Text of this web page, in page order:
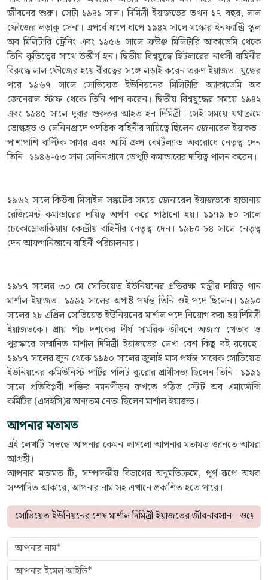
জীবনের শুরু। সেটা ১৯৪১ সাল। দিমিত্রী ইয়াজভের তখন ১৭ বছর, লাল
ফৌজের লড়াকু সেনা। এপর্বে ধাপে ধাপে ১৯৪২ সালে মস্কোর ইনফ্যান্ট্রি স্কুল
অব মিলিটারি ট্রেনিং এবং ১৯৫৬ সালে ফ্রউঞ্জ মিলিটারি আকাডেমি থেকে
তিনি কৃতিত্বের সাথে উত্তীর্ণ হন। দ্বিতীয় বিশ্বযুদ্ধে হিটলারের নাৎসী বাহিনীর
বিরুদ্ধে লাল ফৌজের হয়ে বীরত্বের সঙ্গে লড়াই করেন তরুণ ইয়াজভ। যুদ্ধের
পরে ১৯৬৭ সালে সোভিয়েত ইউনিয়নের মিলিটারি অ্যাকাডেমি অব
জেনেরাল স্টাফ থেকে তিনি পাশ করেন। দ্বিতীয় বিশ্বযুদ্ধের সময়ে ১৯৪২
এবং ১৯৪৫ সালে দুবার গুরুতর আহত হন দিমিত্রী। সেই সময়ে যথাক্রমে
ভোল্কহভ ও লেনিনগ্রাদে পদতিক বাহিনীর দায়িত্বে ছিলেন জেনারেল ইয়াকভ।
পাশাপাশি বাল্টিক সাগর এবং আর্মি গ্রুপ কোর্টল্যান্ড অবরোধে নেতৃত্ব দেন
তিনি। ১৯৪৬-৫৩ সাল লেনিনগ্রাদে ডেপুটি কমান্ডারের দায়িত্ব পালন করেন।
১৯৬২ সালে কিউবা মিসাইল সঙ্কটের সময়ে জেনারেল ইয়াজভকে হাভানায়
রেজিমেন্ট কমান্ডারের দায়িত্ব অর্পণ করে পাঠানো হয়। ১৯৭৯-৮০ সালে
চেকোস্লোভাকিয়ায় কেন্দ্রীয় বাহিনীর নেতৃত্ব দেন। ১৯৮০-৮৪ সালে নেতৃত্ব
দেন আফগানিস্তানে বাহিনী পরিচালনায়।
১৯৮৭ সালের ৩০ মে সোভিয়েত ইউনিয়নের প্রতিরক্ষা মন্ত্রীর দায়িত্ব পান
মার্শাল ইয়াজভ। ১৯৯১ সালের অগাষ্ট পর্যন্ত তিনি ওই পদে ছিলেন। ১৯৯০
সালের ২৮ এপ্রিল সোভিয়েত ইউনিয়নের মার্শাল পদে নিয়োগ করা হয় দিমিত্রী
ইয়াজভকে। প্রায় পাঁচ দশকের দীর্ঘ সামরিক জীবনে অজস্র খেতাব ও
পুরস্কারে সম্মানিত মার্শাল দিমিত্রী ইয়াজভের লেখা বেশ কিছু বই রয়েছে।
১৯৮৭ সালের জুন থেকে ১৯৯০ সালের জুলাই মাস পর্যন্ত সাবেক সোভিয়েত
ইউনিয়নের কমিউনিস্ট পার্টির পলিট ব্যুরোর প্রার্থীসভ্য ছিলেন তিনি। ১৯৯১
সালে প্রতিবিপ্লবী শক্তির দমনপীড়ন রুখতে গঠিত স্টেট অব এমার্জেন্সি
কমিটির (এসইসি)র অন্যতম নেতা ছিলেন মার্শাল ইয়াজভ।
আপনার মতামত
এই লেখাটি সম্বন্ধে আপনার কেমন লাগলো আপনার মতামত জানতে আমরা
আগ্রহী।
আপনার মতামত টি, সম্পাদকীয় বিভাগের অনুমতিক্রমে, পূর্ণ রূপে অথবা
সম্পাদিত আকারে, আপনার নাম সহ এখানে প্রকাশিত হতে পারে।